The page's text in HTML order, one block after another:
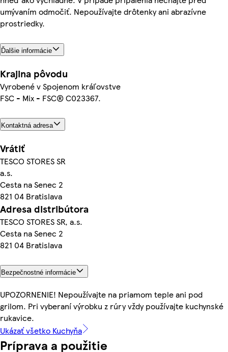
umývaním odmočiť. Nepoužívajte drôtenky ani abrazívne
prostriedky.
Ďalšie informácie
Krajina pôvodu
Vyrobené v Spojenom kráľovstve
FSC - Mix - FSC® C023367.
Kontaktná adresa
Vrátiť
TESCO STORES SR
a.s.
Cesta na Senec 2
821 04 Bratislava
Adresa distribútora
TESCO STORES SR, a.s.
Cesta na Senec 2
821 04 Bratislava
Bezpečnostné informácie
UPOZORNENIE! Nepoužívajte na priamom teple ani pod
grilom. Pri vyberaní výrobku z rúry vždy používajte kuchynské
rukavice.
Ukázať všetko Kuchyňa
Príprava a použitie